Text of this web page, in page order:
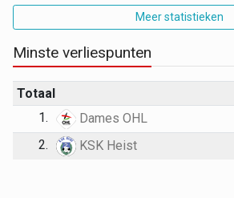
Meer statistieken
Minste verliespunten
Totaal
1.
Dames OHL
2.
KSK Heist